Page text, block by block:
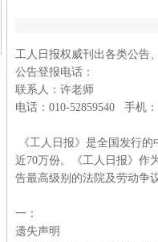
工人日报权威刊出各类公告
公告登报电话：
联系人：许老师
电话：010-52859540 手机
《工人日报》是全国发行
近70万份。《工人日报》作
告最高级别的法院及劳动争
一：
遗失声明